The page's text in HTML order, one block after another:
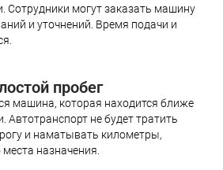
Сотрудники могут заказать машину
и уточнений. Время подачи и
пробег
машина, которая находится ближе
Автотранспорт не будет тратить
и наматывать километры,
назначения.